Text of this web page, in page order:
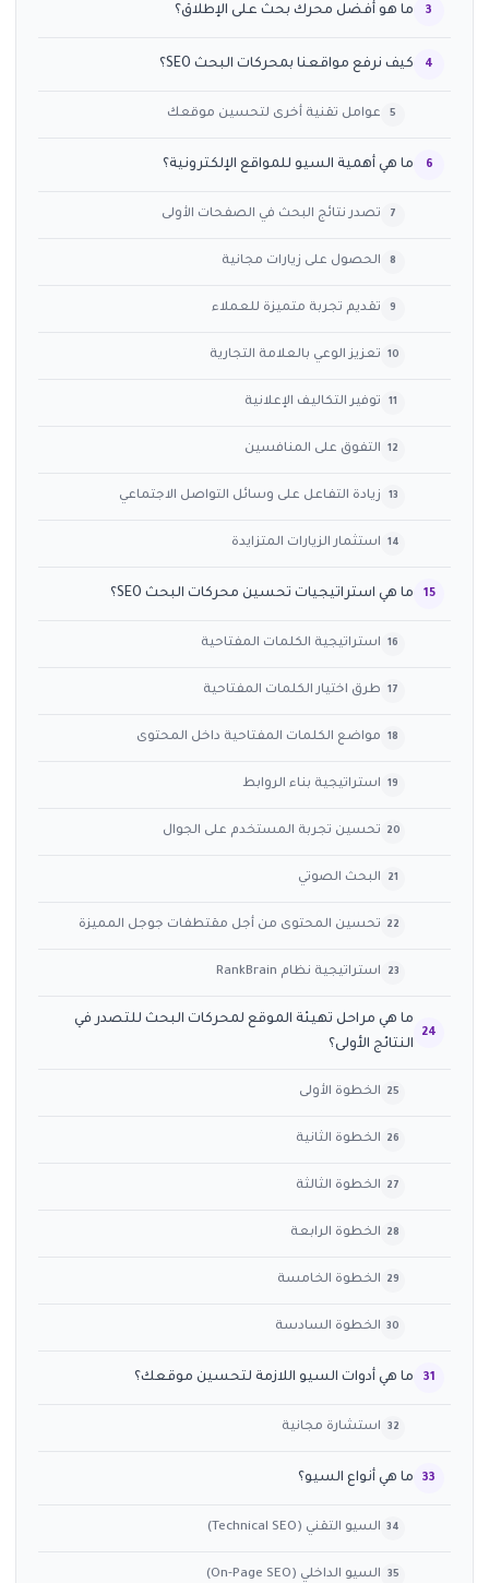
ما هو أفضل محرك بحث على الإطلاق؟
كيف نرفع مواقعنا بمحركات البحث SEO؟
عوامل تقنية أخرى لتحسين موقعك
ما هي أهمية السيو للمواقع الإلكترونية؟
تصدر نتائج البحث في الصفحات الأولى
الحصول على زيارات مجانية
تقديم تجربة متميزة للعملاء
تعزيز الوعي بالعلامة التجارية
توفير التكاليف الإعلانية
التفوق على المنافسين
زيادة التفاعل على وسائل التواصل الاجتماعي
استثمار الزيارات المتزايدة
ما هي استراتيجيات تحسين محركات البحث SEO؟
استراتيجية الكلمات المفتاحية
طرق اختيار الكلمات المفتاحية
مواضع الكلمات المفتاحية داخل المحتوى
استراتيجية بناء الروابط
تحسين تجربة المستخدم على الجوال
البحث الصوتي
تحسين المحتوى من أجل مقتطفات جوجل المميزة
استراتيجية نظام RankBrain
ما هي مراحل تهيئة الموقع لمحركات البحث للتصدر في
النتائج الأولى؟
الخطوة الأولى
الخطوة الثانية
الخطوة الثالثة
الخطوة الرابعة
الخطوة الخامسة
الخطوة السادسة
ما هي أدوات السيو اللازمة لتحسين موقعك؟
استشارة مجانية
ما هي أنواع السيو؟
السيو التقني (Technical SEO)
السيو الداخلي (On-Page SEO)